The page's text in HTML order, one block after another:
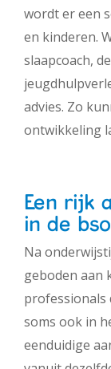
wordt er een
en kinderen.
slaapcoach,
advies. Zo
ontwikkeling
Een rijk
in de bso
Na
geboden aan
professionals
soms ook in
eenduidige